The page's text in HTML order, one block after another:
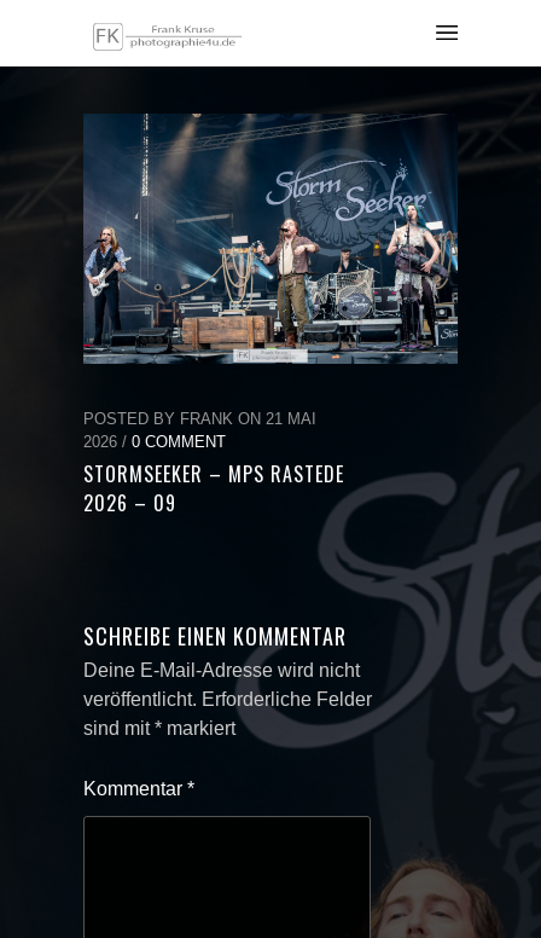
POSTED BY FRANK ON 21 MAI
2026 / 0 COMMENT
STORMSEEKER – MPS RASTEDE
2026 – 09
SCHREIBE EINEN KOMMENTAR
Deine E-Mail-Adresse wird nicht
veröffentlicht. Erforderliche Felder
sind mit* markiert
Kommentar *